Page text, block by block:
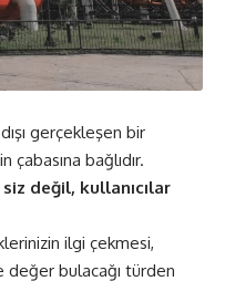
gerçekleşen bir
bağlıdır.
siz değil, kullanıcılar
ilgi çekmesi,
değer bulacağı türden